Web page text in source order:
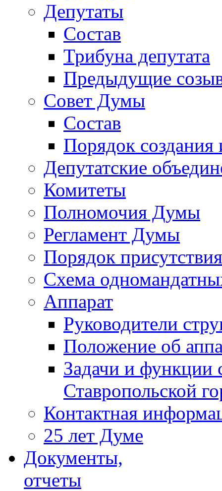
Депутаты
Состав
Трибуна депутата
Предыдущие
Совет Думы
Состав
Порядок создания
Депутатские
Комитеты
Полномочия Думы
Регламент Думы
Порядок
Схема
Аппарат
Руководители
Положение об
Задачи и функции
Ставропольской
Контактная
25 лет Думе
Документы,
отчеты